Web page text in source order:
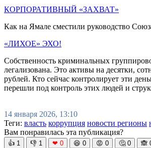
КОРПОРАТИВНЫЙ «ЗАХВАТ»
Как на Ямале сместили руководство
«ЛИХОЕ» ЭХО!
Собственность криминальных
легализована. Это активы на десятки,
рублей. Кто сейчас контролирует эти
перешли под контроль этих людей и
14 января 2026, 13:10
Теги: власть коррупция новости регионы
Вам понравилась эта публикация?
👍 1 👎 1 ❤ 0 😆 0 😡 0 🤔 0 🙈